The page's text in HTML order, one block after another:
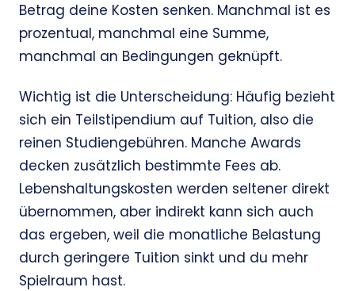
Betrag deine Kosten senken. Manchmal ist es
prozentual, manchmal eine Summe,
manchmal an Bedingungen geknüpft.
Wichtig ist die Unterscheidung: Häufig bezieht
sich ein Teilstipendium auf Tuition, also die
reinen Studiengebühren. Manche Awards
decken zusätzlich bestimmte Fees ab.
Lebenshaltungskosten werden seltener direkt
übernommen, aber indirekt kann sich auch
das ergeben, weil die monatliche Belastung
durch geringere Tuition sinkt und du mehr
Spielraum hast.